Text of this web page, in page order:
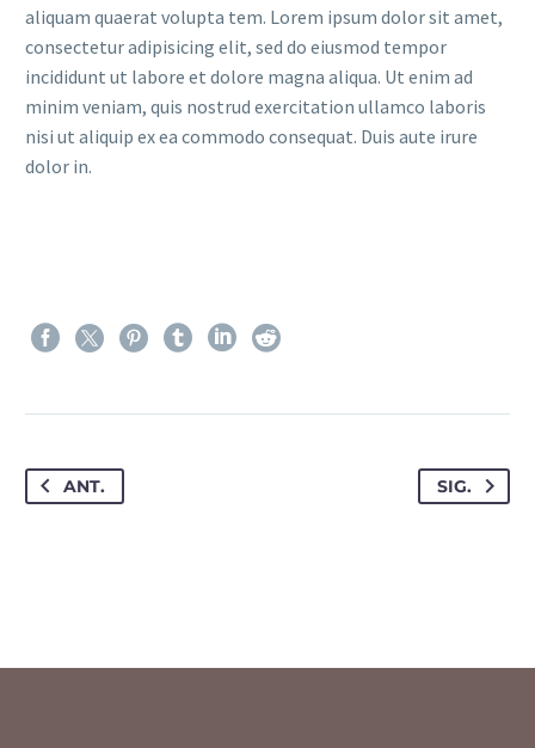
aliquam quaerat volupta tem. Lorem ipsum dolor sit amet,
consectetur adipisicing elit, sed do eiusmod tempor
incididunt ut labore et dolore magna aliqua. Ut enim ad
minim veniam, quis nostrud exercitation ullamco laboris
nisi ut aliquip ex ea commodo consequat. Duis aute irure
dolor in.
ANT. SIG.